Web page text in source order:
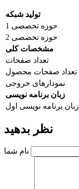
تولید شبکه
حوزه تخصصی 1
حوزه تخصصی 2
مشخصات کلی
تعداد صفحات
تعداد صفحات محصول
نمودارهای خروجی
زبان برنامه نویسی
زبان برنامه نویسی اول
نظر بدهید
نام شما